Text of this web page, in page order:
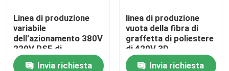
notizie
Richieda una citazione
Linea di produzione
variabile
dell'azionamento 380V
220V PSF di
frequenza
Invia richiesta
linea di produzione
vuota della fibra di
graffetta di poliestere
di 420V 3D
Invia richiesta